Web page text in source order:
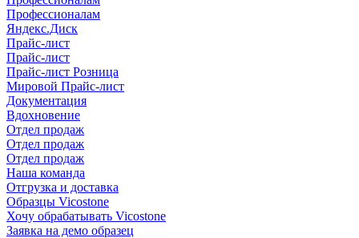
Профессионалам
Яндекс.Диск
Прайс-лист
Прайс-лист
Прайс-лист Розница
Мировой Прайс-лист
Документация
Вдохновение
Отдел продаж
Отдел продаж
Отдел продаж
Наша команда
Отгрузка и доставка
Образцы Vicostone
Хочу обрабатывать Vicostone
Заявка на демо образец